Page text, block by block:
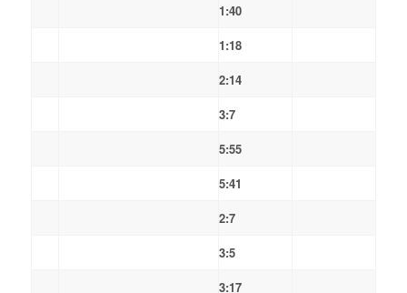
1:40
1:18
2:14
3:7
5:55
5:41
2:7
3:5
3:17